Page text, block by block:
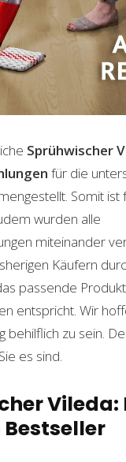
Sprühwischer
für die
Somit ist
wurden alle
miteinander
Käufern
passende
entspricht. Wir
behilflich zu sein.
es sind.
Vileda: